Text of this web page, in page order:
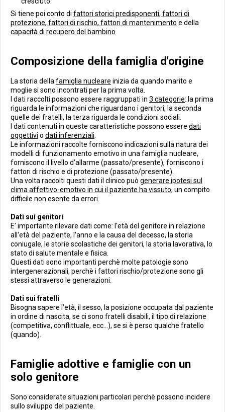
Si tiene poi conto di fattori storici predisponenti, fattori di
protezione, fattori di rischio, fattori di mantenimento e della
capacità di recupero del bambino
Composizione della famiglia d'origine
La storia della famiglia nucleare inizia da quando marito e
moglie si sono incontrati per la prima volta.
I dati raccolti possono essere raggruppati in 3 categorie: la prima
riguarda le informazioni che riguardano i genitori, la seconda
quelle dei fratelli, la terza riguarda le condizioni sociali.
I dati contenuti in queste caratteristiche possono essere dati
oggettivi o dati inferenziali
Le informazioni raccolte forniscono indicazioni sulla natura dei
modelli di funzionamento emotivo in una famiglia nucleare,
forniscono il livello d'allarme (passato/presente), forniscono i
fattori di rischio e di protezione (passato/presente).
Una volta raccolti questi dati il clinico può generare ipotesi sul
clima affettivo-emotivo in cui il paziente ha vissuto, un compito
difficile non esente da errori.
Dati sui genitori
E' importante rilevare dati come: l'età del genitore in relazione
all'età del paziente, l'anno e la causa del decesso, la storia
coniugale, le storie scolastiche dei genitori, la storia lavorativa, lo
stato di salute mentale e fisica.
Questi dati sono importanti perchè molte patologie sono
intergenerazionali, perchè i fattori rischio/protezione sono gli
stessi attraverso le generazioni.
Dati sui fratelli
Bisogna sapere l'età, il sesso, la posizione occupata dal paziente
in ordine di nascita, se ci sono fratelli disabili, il tipo di relazione
(competitiva, conflittuale, ecc...), se si è perso qualche fratello
(quando).
Famiglie adottive e famiglie con un
solo genitore
Sono considerate situazioni particolari perchè possono incidere
sullo sviluppo del paziente.